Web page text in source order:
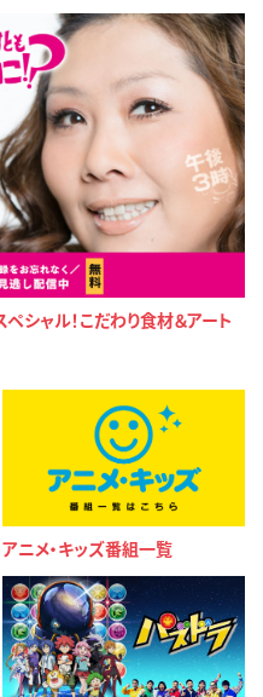
シャル！こだわり食材＆アート
アニメ・キッズ番組一覧